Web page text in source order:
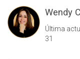
Wendy
Última
31